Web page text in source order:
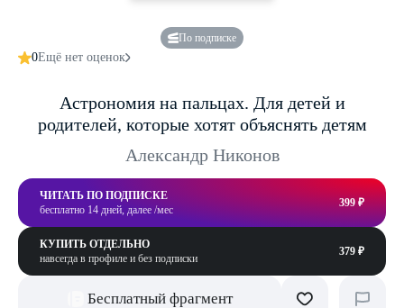
По подписке
0Ещё нет оценок
Астрономия на пальцах. Для детей и
родителей, которые хотят объяснять детям
Александр Никонов
ЧИТАТЬ ПО ПОДПИСКЕ
бесплатно 14 дней, далее /мес
399 ₽
КУПИТЬ ОТДЕЛЬНО
навсегда в профиле и без подписки
379 ₽
Бесплатный фрагмент